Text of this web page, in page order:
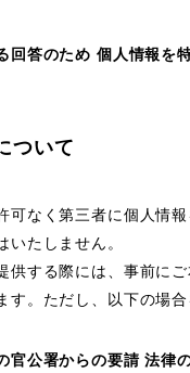
回答のため 個人情報を
ついて
可なく第三者に個人情
いたしません。
供する際には、事前に
す。ただし、以下の場合
官公署からの要請 法律